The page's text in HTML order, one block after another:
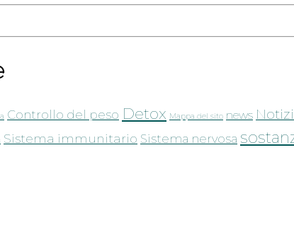
Controllo del peso Detox Mappa del sito news
Sistema immunitario Sistema nervosa